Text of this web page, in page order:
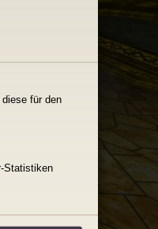
für den
Statistiken